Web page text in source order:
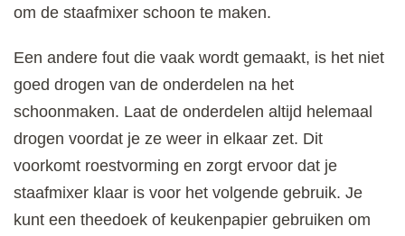
om de staafmixer schoon te maken.
Een andere fout die vaak wordt gemaakt, is het niet
goed drogen van de onderdelen na het
schoonmaken. Laat de onderdelen altijd helemaal
drogen voordat je ze weer in elkaar zet. Dit
voorkomt roestvorming en zorgt ervoor dat je
staafmixer klaar is voor het volgende gebruik. Je
kunt een theedoek of keukenpapier gebruiken om